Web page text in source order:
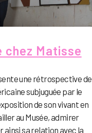
chez Matisse
une rétrospective de
subjuguée par le
de son vivant en
au Musée, admirer
sa relation avec la